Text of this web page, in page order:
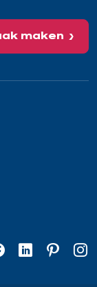
maken
LinkedInPinterest